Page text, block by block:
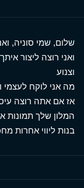
שלום, שמי סוניה,
ואני רוצה ליצור
וצנוע
מה אני לוקח לעצמי
אז אם אתה רוצה
המלון שלך תמונות
בנות ליווי אחרות